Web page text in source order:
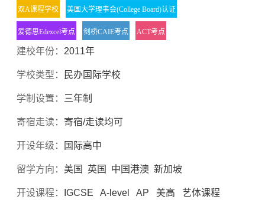
双A课程学校 美国大学理事会(College Board)认证
爱德思Edexcel考点 剑桥CAIE考点 ACT考点
建校年份： 2011年
学校类型： 民办国际学校
学制设置： 三年制
寄宿走读： 寄宿/走读均可
开设年级： 国际高中
留学方向： 美国 英国 中国港澳 新加坡
开设课程： IGCSE A-level AP 美高 艺体课程